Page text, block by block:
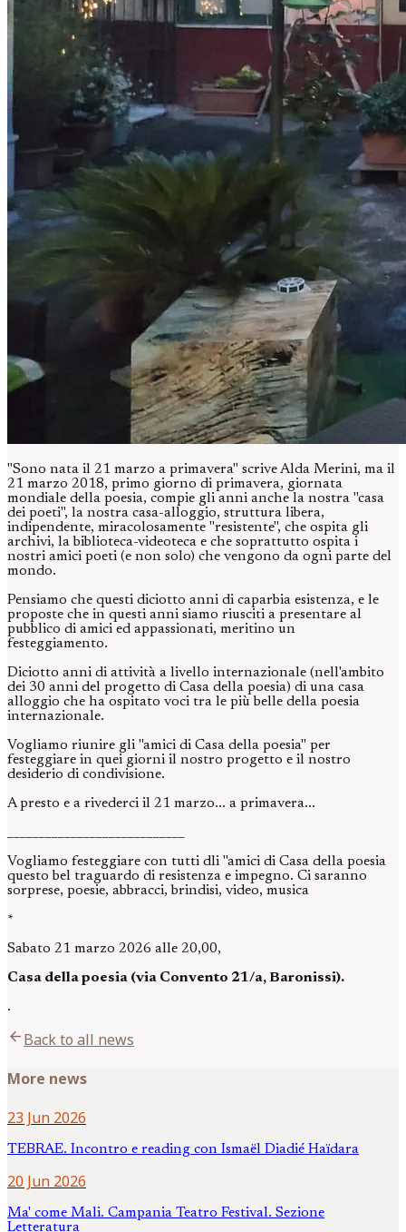
"Sono nata il 21 marzo a primavera" scrive Alda Merini, ma il
21 marzo 2018, primo giorno di primavera, giornata
mondiale della poesia, compie gli anni anche la nostra "casa
dei poeti", la nostra casa-alloggio, struttura libera,
indipendente, miracolosamente "resistente", che ospita gli
archivi, la biblioteca-videoteca e che soprattutto ospita i
nostri amici poeti (e non solo) che vengono da ogni parte del
mondo.
Pensiamo che questi diciotto anni di caparbia esistenza, e le
proposte che in questi anni siamo riusciti a presentare al
pubblico di amici ed appassionati, meritino un
festeggiamento.
Diciotto anni di attività a livello internazionale (nell'ambito
dei 30 anni del progetto di Casa della poesia) di una casa
alloggio che ha ospitato voci tra le più belle della poesia
internazionale.
Vogliamo riunire gli "amici di Casa della poesia" per
festeggiare in quei giorni il nostro progetto e il nostro
desiderio di condivisione.
A presto e a rivederci il 21 marzo... a primavera...
Vogliamo festeggiare con tutti dli "amici di Casa della poesia
questo bel traguardo di resistenza e impegno. Ci saranno
sorprese, poesie, abbracci, brindisi, video, musica
*
Sabato 21 marzo 2026 alle 20,00,
Casa della poesia (via Convento 21/a, Baronissi).
.
arrow_backBack to all news
More news
23 Jun 2026
TEBRAE. Incontro e reading con Ismaël Diadié Haïdara
20 Jun 2026
Ma' come Mali. Campania Teatro Festival. Sezione
Letteratura